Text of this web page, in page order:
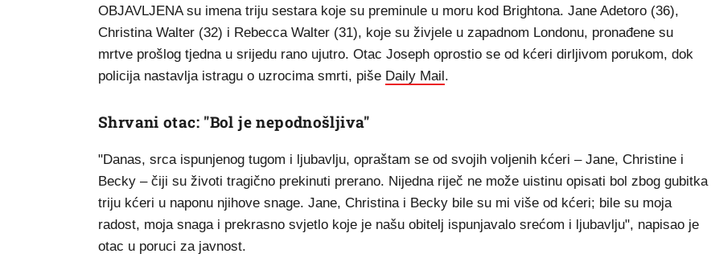
OBJAVLJENA su imena triju sestara koje su preminule u moru kod Brightona. Jane Adetoro (36),
Christina Walter (32) i Rebecca Walter (31), koje su živjele u zapadnom Londonu, pronađene su
mrtve prošlog tjedna u srijedu rano ujutro. Otac Joseph oprostio se od kćeri dirljivom porukom, dok
policija nastavlja istragu o uzrocima smrti, piše Daily Mail.
Shrvani otac: "Bol je nepodnošljiva"
"Danas, srca ispunjenog tugom i ljubavlju, opraštam se od svojih voljenih kćeri – Jane, Christine i
Becky – čiji su životi tragično prekinuti prerano. Nijedna riječ ne može uistinu opisati bol zbog gubitka
triju kćeri u naponu njihove snage. Jane, Christina i Becky bile su mi više od kćeri; bile su moja
radost, moja snaga i prekrasno svjetlo koje je našu obitelj ispunjavalo srećom i ljubavlju", napisao je
otac u poruci za javnost.